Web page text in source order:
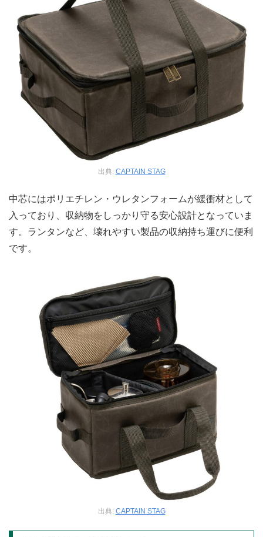
出典: CAPTAIN STAG
中芯にはポリエチレン・ウレタンフォームが緩衝材として
入っており、収納物をしっかり守る安心設計となっていま
す。ランタンなど、壊れやすい製品の収納持ち運びに便利
です。
出典: CAPTAIN STAG